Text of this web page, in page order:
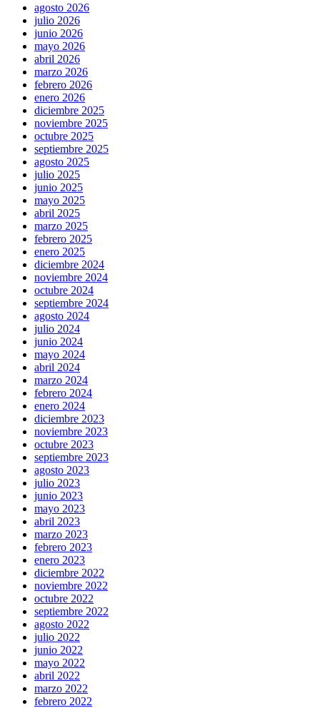
agosto 2026
julio 2026
junio 2026
mayo 2026
abril 2026
marzo 2026
febrero 2026
enero 2026
diciembre 2025
noviembre 2025
octubre 2025
septiembre 2025
agosto 2025
julio 2025
junio 2025
mayo 2025
abril 2025
marzo 2025
febrero 2025
enero 2025
diciembre 2024
noviembre 2024
octubre 2024
septiembre 2024
agosto 2024
julio 2024
junio 2024
mayo 2024
abril 2024
marzo 2024
febrero 2024
enero 2024
diciembre 2023
noviembre 2023
octubre 2023
septiembre 2023
agosto 2023
julio 2023
junio 2023
mayo 2023
abril 2023
marzo 2023
febrero 2023
enero 2023
diciembre 2022
noviembre 2022
octubre 2022
septiembre 2022
agosto 2022
julio 2022
junio 2022
mayo 2022
abril 2022
marzo 2022
febrero 2022